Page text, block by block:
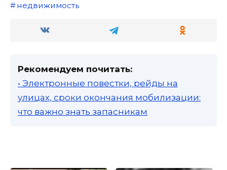
недвижимость
Рекомендуем почитать:
• Электронные повестки, рейды на
улицах, сроки окончания мобилизации:
что важно знать запасникам